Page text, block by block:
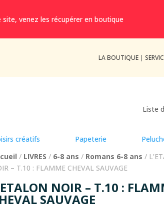
venez les récupérer en boutique
LA BOUTIQUE|
Liste
créatifs Papeterie
/ LIVRES / 6-8 ans / Romans 6-8 ans /
– T.10 : FLAMME CHEVAL SAUVAGE
NOIR – T.10 :
SAUVAGE